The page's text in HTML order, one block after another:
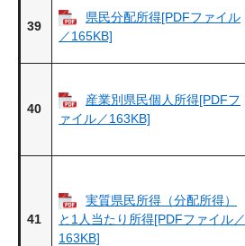
39
県民分配所得[PDFファイル
／165KB]
40
産業別県民個人所得[PDFフ
ァイル／163KB]
41
実質県民所得（分配所得）
と1人当たり所得[PDFファイル／
163KB]